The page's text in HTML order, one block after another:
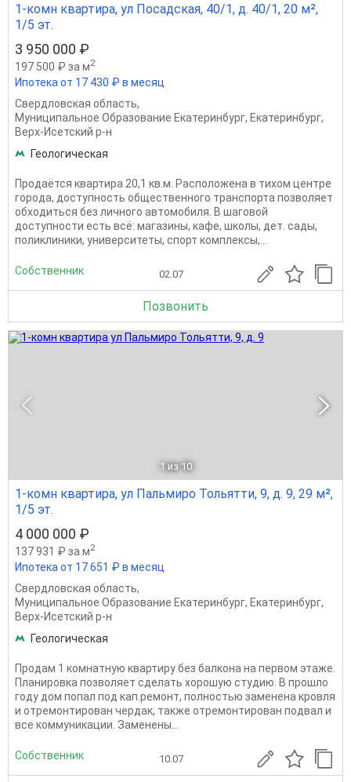
1-комн квартира, ул Посадская, 40/1, д. 40/1, 20 м²,
1/5 эт.
3 950 000 ₽
197 500 ₽ за м2
Ипотека от 17 430 ₽ в месяц
Свердловская область,
Муниципальное Образование Екатеринбург, Екатеринбург,
Верх-Исетский р-н
Геологическая
Продаётся квартира 20,1 кв.м. Расположена в тихом центре
города, доступность общественного транспорта позволяет
обходиться без личного автомобиля. В шаговой
доступности есть всё: магазины, кафе, школы, дет. сады,
поликлиники, университеты, спорт комплексы,...
Собственник 02.07
Позвонить
1 из 10
1-комн квартира, ул Пальмиро Тольятти, 9, д. 9, 29 м²,
1/5 эт.
4 000 000 ₽
137 931 ₽ за м2
Ипотека от 17 651 ₽ в месяц
Свердловская область,
Муниципальное Образование Екатеринбург, Екатеринбург,
Верх-Исетский р-н
Геологическая
Продам 1 комнатную квартиру без балкона на первом этаже.
Планировка позволяет сделать хорошую студию. В прошло
году дом попал под кап.ремонт, полностью заменена кровля
и отремонтирован чердак, также отремонтирован подвал и
все коммуникации. Заменены...
Собственник 10.07